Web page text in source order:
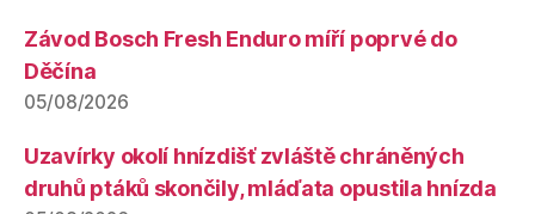
Závod Bosch Fresh Enduro míří poprvé do
Děčína
05/08/2026
Uzavírky okolí hnízdišť zvláště chráněných
druhů ptáků skončily, mláďata opustila hnízda